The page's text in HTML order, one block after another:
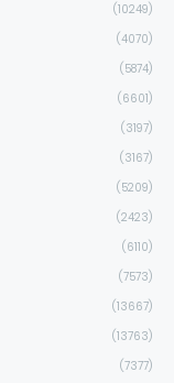
(10249)
(4070)
(5874)
(6601)
(3197)
(3167)
(5209)
(2423)
(6110)
(7573)
(13667)
(13763)
(7377)